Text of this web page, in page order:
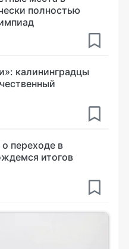
полностью
калининградцы
переходе в
итогов